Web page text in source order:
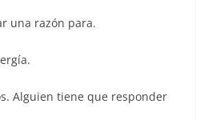
una razón para.
Alguien tiene que responder